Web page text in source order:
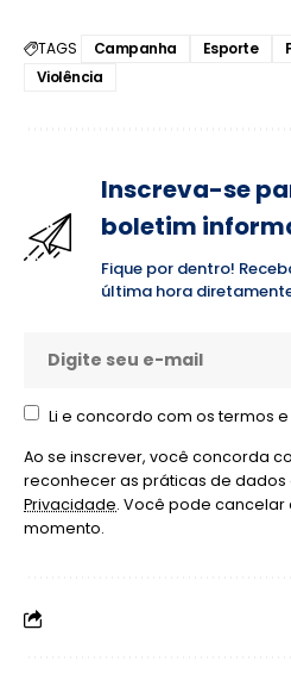
TAGS Campanha Esporte
Violência
Inscreva-se
boletim
Fique por dentro!
última hora
Li e concordo com os termos
Ao se inscrever, você concorda
reconhecer as práticas de dados
Privacidade. Você pode cancelar
momento.